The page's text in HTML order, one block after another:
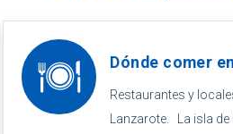
Dónde comer
Restaurantes y
Lanzarote. La isla de